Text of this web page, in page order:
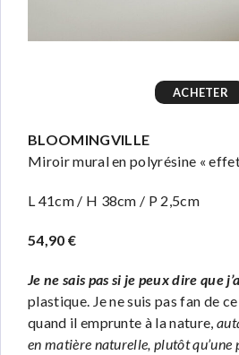
ACHETER
BLOOMINGVILLE
Miroir mural en polyrésine «
L 41cm / H 38cm / P 2,5cm
54,90 €
Je ne sais pas si je peux dire que
plastique. Je ne suis pas fan de
quand il emprunte à la nature,
en matière naturelle, plutôt